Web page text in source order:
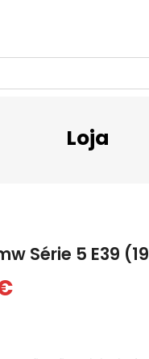
Garagem
Loja
Série 5 E39